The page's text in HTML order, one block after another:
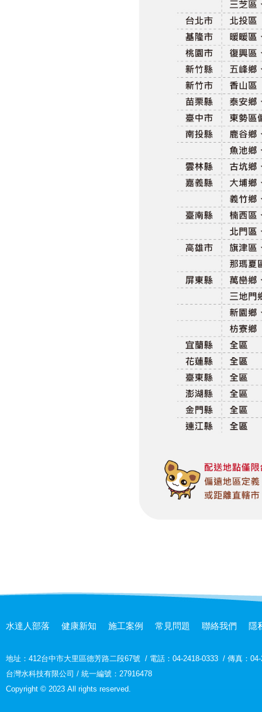
水達人部落 健康新知 施工案例 常見問題 聯絡我們 隱
地址： 412台中市大里區德芳路二段67號 / 電話：04-2418-0333 / 傳真：
台灣水科技有限公司 / 統一編號：27916478
Copyright © 2023 All rights reserved.